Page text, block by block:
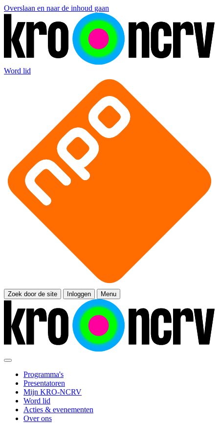
Overslaan en naar de inhoud gaan
Word lid
Zoek door de site Inloggen Menu
Programma's
Presentatoren
Mijn KRO-NCRV
Word lid
Acties & evenementen
Over ons